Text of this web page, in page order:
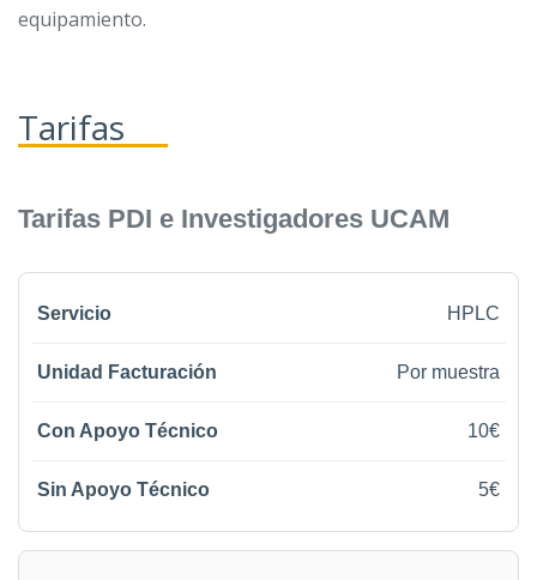
equipamiento.
Tarifas
Tarifas PDI e Investigadores UCAM
HPLC
Por muestra
10€
5€